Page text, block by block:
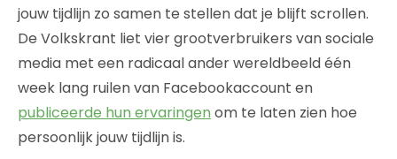
jouw tijdlijn zo samen te stellen dat je blijft scrollen.
De Volkskrant liet vier grootverbruikers van sociale
media met een radicaal ander wereldbeeld één
week lang ruilen van Facebookaccount en
publiceerde hun ervaringen om te laten zien hoe
persoonlijk jouw tijdlijn is.